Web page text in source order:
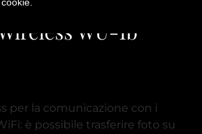
WU-1b
per la comunicazione con i
è possibile trasferire foto su